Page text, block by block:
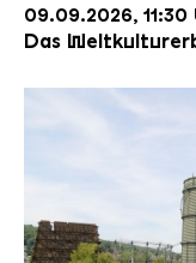
09.09.2026, 11:30
Das